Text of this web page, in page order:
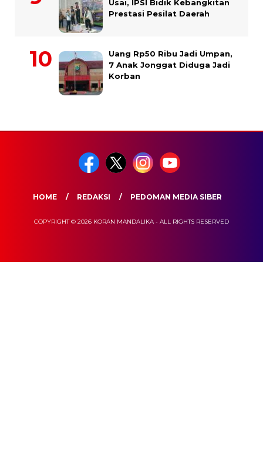
Usai, IPSI Bidik Kebangkitan
Prestasi Pesilat Daerah
Uang Rp50 Ribu Jadi Umpan,
7 Anak Jonggat Diduga Jadi
Korban
HOME REDAKSI PEDOMAN MEDIA SIBER
COPYRIGHT © 2026 KORAN MANDALIKA - ALL RIGHTS RESERVED